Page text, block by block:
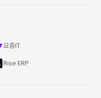
요즘IT
Rise ERP